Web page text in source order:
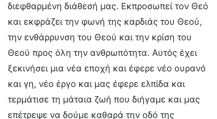
διεφθαρμένη διάθεσή μας. Εκπροσωπεί τον Θεό
και εκφράζει την φωνή της καρδιάς του Θεού,
την ενθάρρυνση του Θεού και την κρίση του
Θεού προς όλη την ανθρωπότητα. Αυτός έχει
ξεκινήσει μια νέα εποχή και έφερε νέο ουρανό
και γη, νέο έργο και μας έφερε ελπίδα και
τερμάτισε τη μάταια ζωή που διήγαμε και μας
επέτρεψε να δούμε καθαρά την οδό της